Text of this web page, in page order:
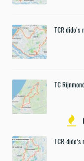
TCR
TC
TCR-